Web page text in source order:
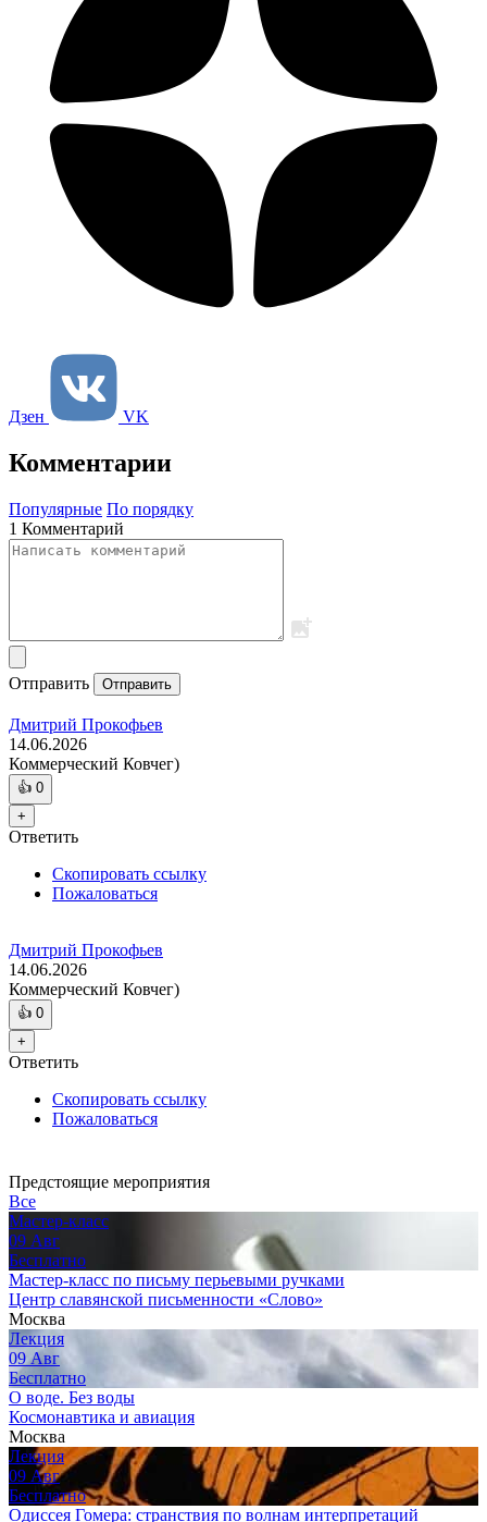
Дзен VK
Комментарии
Популярные По порядку
1 Комментарий
Отправить Отправить
Дмитрий Прокофьев
14.06.2026
Коммерческий Ковчег)
👍 0
+
Ответить
Скопировать ссылку
Пожаловаться
Дмитрий Прокофьев
14.06.2026
Коммерческий Ковчег)
👍 0
+
Ответить
Скопировать ссылку
Пожаловаться
Предстоящие мероприятия
Все
Мастер-класс
09 Авг
Бесплатно
Мастер-класс по письму перьевыми ручками
Центр славянской письменности «Слово»
Москва
Лекция
09 Авг
Бесплатно
О воде. Без воды
Космонавтика и авиация
Москва
Лекция
09 Авг
Бесплатно
Одиссея Гомера: странствия по волнам интерпретаций